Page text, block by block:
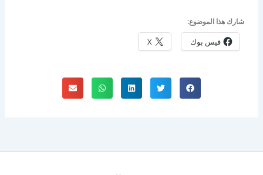
شارك هذا الموضوع:
فيس بوك X